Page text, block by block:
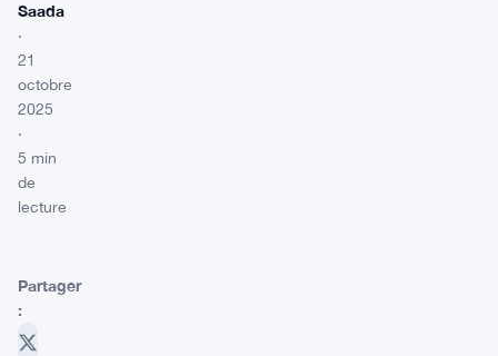
Saada
·
21
octobre
2025
·
5 min
de
lecture
Partager
: